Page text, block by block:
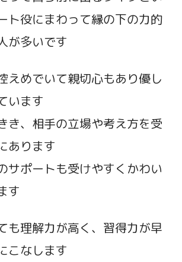
ト役にまわって縁の下の力的
が多いです
えめでいて親切心もあり優し
います
き、相手の立場や考え方を受
あります
サポートも受けやすくかわい
す
も理解力が高く、習得力が早
こなします